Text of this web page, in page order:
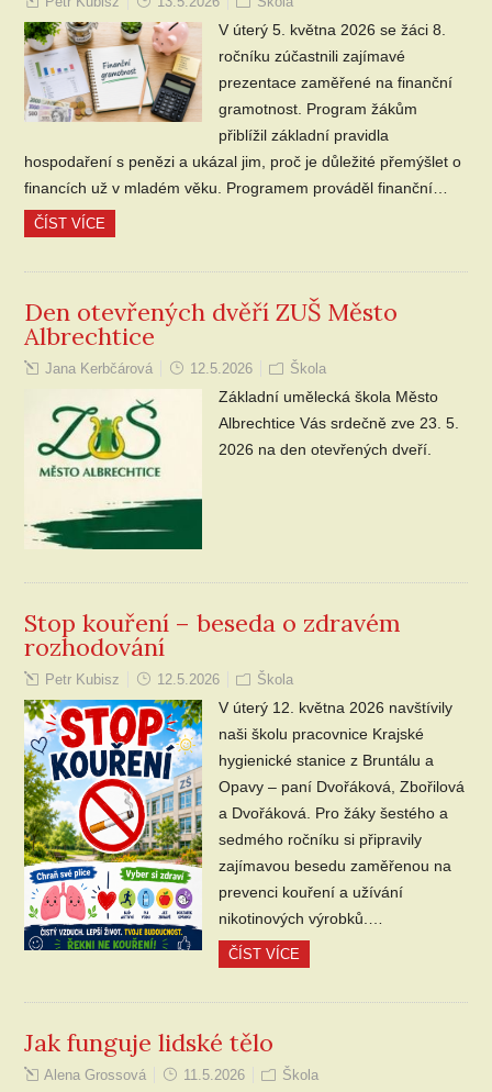
V úterý 5. května 2026 se žáci 8.
ročníku zúčastnili zajímavé
prezentace zaměřené na finanční
gramotnost. Program žákům
přiblížil základní pravidla
hospodaření s penězi a ukázal jim, proč je důležité přemýšlet o
financích už v mladém věku. Programem prováděl finanční…
ČÍST VÍCE
Den otevřených dvěří ZUŠ Město
Albrechtice
Jana Kerbčárová 12.5.2026 Škola
Základní umělecká škola Město
Albrechtice Vás srdečně zve 23. 5.
2026 na den otevřených dveří.
Stop kouření – beseda o zdravém
rozhodování
Petr Kubisz 12.5.2026 Škola
V úterý 12. května 2026 navštívily
naši školu pracovnice Krajské
hygienické stanice z Bruntálu a
Opavy – paní Dvořáková, Zbořilová
a Dvořáková. Pro žáky šestého a
sedmého ročníku si připravily
zajímavou besedu zaměřenou na
prevenci kouření a užívání
nikotinových výrobků.…
ČÍST VÍCE
Jak funguje lidské tělo
Alena Grossová 11.5.2026 Škola